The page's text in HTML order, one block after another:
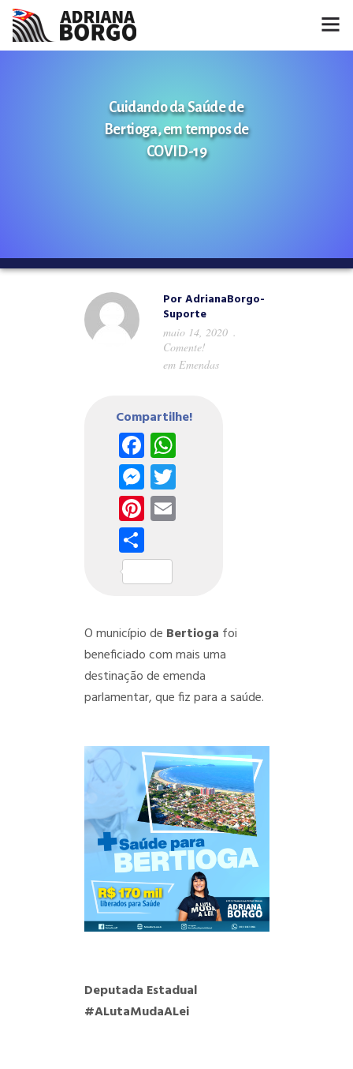
Cuidando da Saúde de
Bertioga, em tempos de
COVID-19
PorAdrianaBorgo-
Suporte
maio 14, 2020
Comente!
em Emendas
Compartilhe!
Facebook
WhatsApp
Messenger
Twitter
Pinterest
Email
Share
O município de Bertioga foi
beneficiado com mais uma
destinação de emenda
parlamentar, que fiz para a saúde.
Deputada Estadual
#ALutaMudaALei